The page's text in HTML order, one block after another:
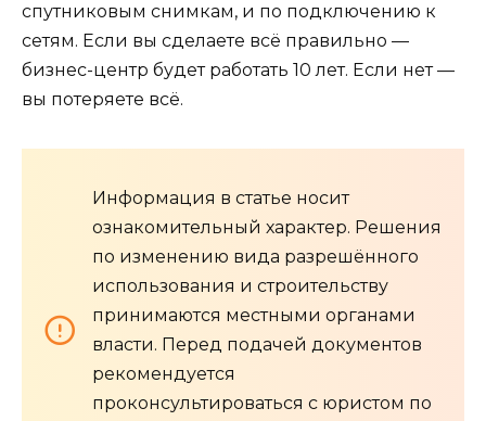
спутниковым снимкам, и по подключению к
сетям. Если вы сделаете всё правильно —
бизнес-центр будет работать 10 лет. Если нет —
вы потеряете всё.
Информация в статье носит
ознакомительный характер. Решения
по изменению вида разрешённого
использования и строительству
принимаются местными органами
власти. Перед подачей документов
рекомендуется
проконсультироваться с юристом по